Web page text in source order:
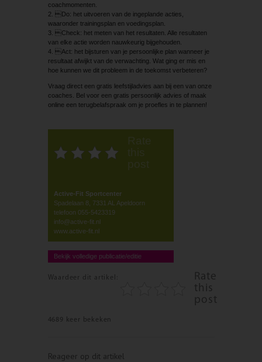
coachmomenten.
2. Do: het uitvoeren van de ingeplande acties,
waaronder trainingsplan en voedingsplan.
3. Check: het meten van het resultaten. Alle resultaten
van elke actie worden nauwkeurig bijgehouden.
4. Act: het bijsturen van je persoonlijke plan wanneer je
resultaat afwijkt van de verwachting. Wat ging er mis en
hoe kunnen we dit probleem in de toekomst verbeteren?
Vraag direct een gratis leefstijladvies aan bij een van onze
coaches. Bel voor een gratis persoonlijk advies of maak
online een terugbelafspraak om je proefles in te plannen!
Active-Fit Sportcenter
Spadelaan 8, 7331 AL Apeldoorn
telefoon 055-5423319
info@active-fit.nl
www.active-fit.nl
Bekijk volledige publicatie/editie
Waardeer dit artikel:
Rate
this
post
4689 keer bekeken
Reageer op dit artikel